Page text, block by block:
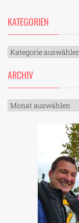
KATEGORIEN
Kategorien
ARCHIV
Archiv